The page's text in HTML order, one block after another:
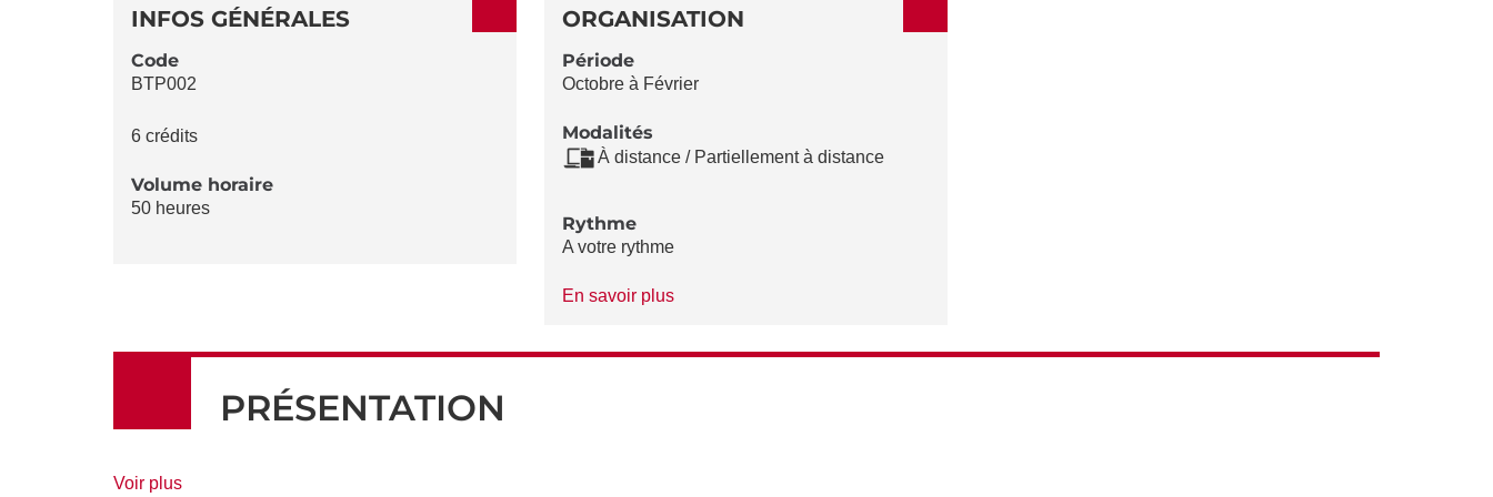
DE
LA
INFOS GÉNÉRALES
Code
BTP002
6 crédits
Volume horaire
50 heures
ORGANISATION
Période
Octobre à Février
Modalités
À distance / Partiellement à distance
Rythme
A votre rythme
En savoir plusà
Rythme
PRÉSENTATION
Voir plusde